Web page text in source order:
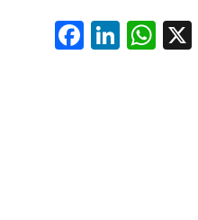
Fa
ce
Li
nk
W
ha